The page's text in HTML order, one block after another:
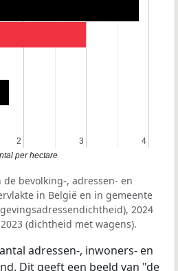
2
2 3
3 4
4
per hectare
bevolking-, adressen- en
in België en in gemeente
2024
(dichtheid met wagens).
adressen-, inwoners- en
Dit geeft een beeld van "de